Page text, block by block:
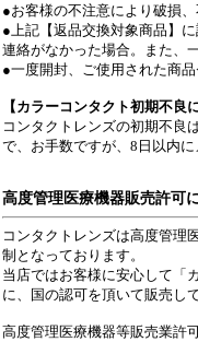
●お客様の不注意により破損
●上記【返品交換対象商品】
連絡がなかった場合。また、
●一度開封、ご使用された商品
【カラーコンタクト初期不良
コンタクトレンズの初期不良
で、お手数ですが、8日以内
高度管理医療機器販売許可
コンタクトレンズは高度管理
制となっております。
当店ではお客様に安心して「
に、国の認可を頂いて販売し
高度管理医療機器等販売業許